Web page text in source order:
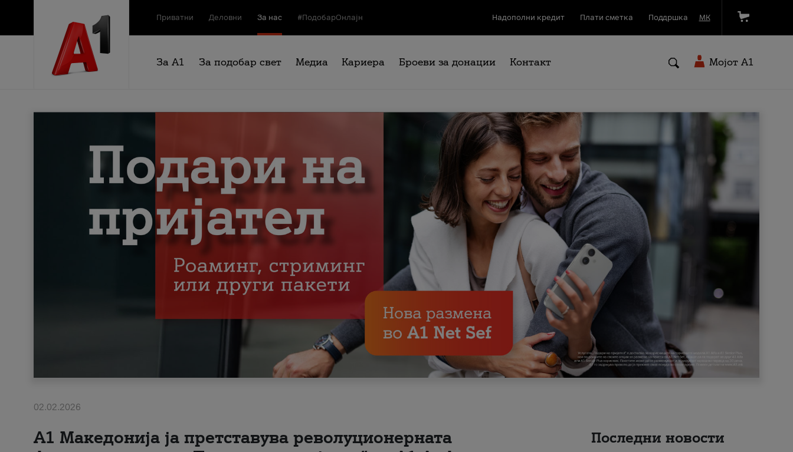
Приватни Деловни За нас #ПодобарОнлајн Надополни кредит Плати сметка Поддршка МК
За А1 За подобар свет Медиа Кариера Броеви за донации Контакт Мојот A1
02.02.2026
А1 Македонија ја претставува револуционерната
Последни новости